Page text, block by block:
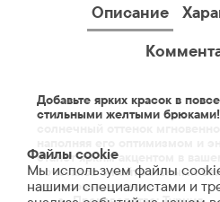
Описание
Добавьте ярких красок в
стильными желтыми
станет ярким акцентом в
сочетаясь с нейтральными б
джинсовыми тонами.
Файлы cookie
Мы используем файлы
нашими специалистами и